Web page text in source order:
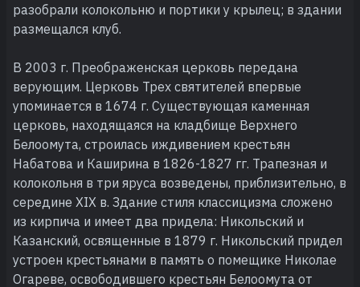
разобрали колокольню и портики у крылец; в здании
размещался клуб.
В 2003 г. Преображенская церковь передана
верующим. Церковь Трех святителей впервые
упоминается в 1674 г. Существующая каменная
церковь, находящаяся на кладбище Верхнего
Белоомута, строилась иждивением крестьян
Набатова и Каширина в 1826-1827 гг. Трапезная и
колокольня в три яруса возведены, приблизительно, в
середине XIX в. Здание стиля классицизма сложено
из кирпича и имеет два придела: Никольский и
Казанский, освященные в 1879 г. Никольский придел
устроен крестьянами в память о помещике Николае
Огареве, освободившего крестьян Белоомута от